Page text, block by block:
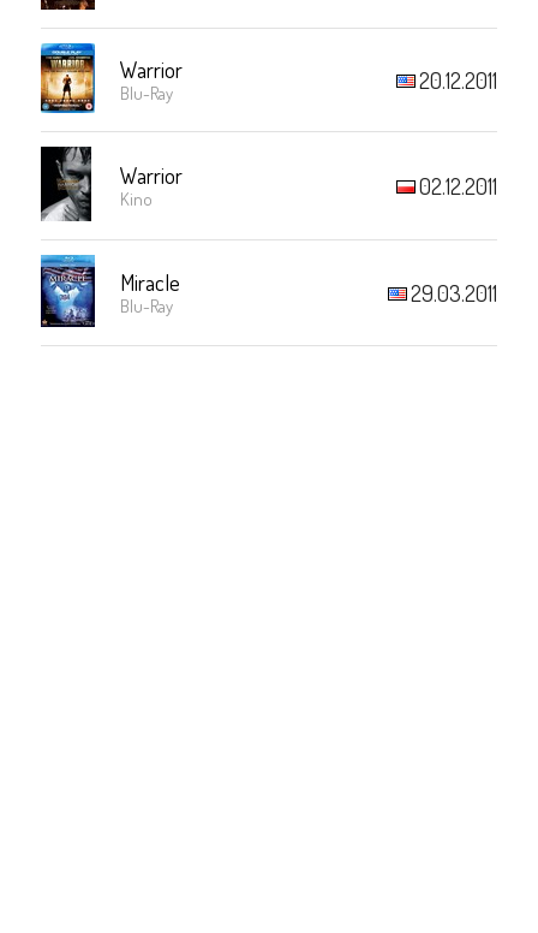
Warrior
Blu-Ray 20.12.2011
Warrior
Kino 02.12.2011
Miracle
Blu-Ray 29.03.2011